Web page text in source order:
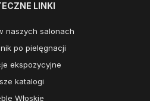
LINKI
naszych salonach
po pielęgnacji
ekspozycyjne
katalogi
Włoskie